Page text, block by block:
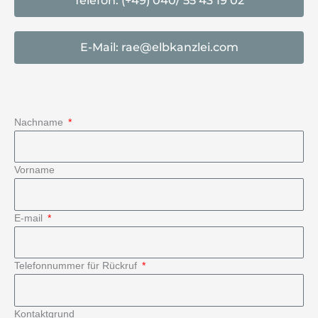
E-Mail: rae@elbkanzlei.com
Nachname
Vorname
E-mail
Telefonnummer für Rückruf
Kontaktgrund